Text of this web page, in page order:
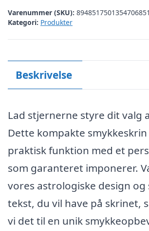
Varenummer (SKU): 8948517501354706851
Kategori: Produkter
Beskrivelse
Lad stjernerne styre dit valg
Dette kompakte
praktisk funktion med et
som garanteret imponerer.
vores astrologiske design og
tekst, du vil have på skrinet,
vi det til en unik